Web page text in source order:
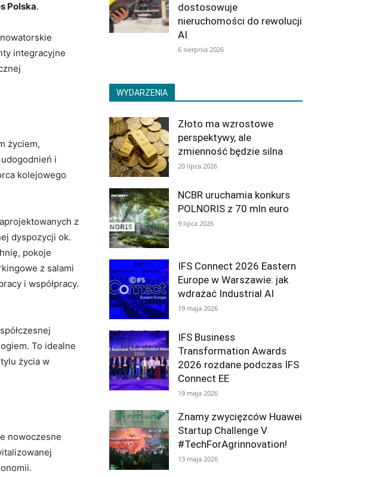
Polska.
integracyjne
życiem,
i
kolejowego
z
dyspozycji ok.
pokoje
z salami
i współpracy.
To idealne
życia w
nowoczesne
dostosowuje
nieruchomości do rewolucji
AI
6 sierpnia 2026
WYDARZENIA
Złoto ma wzrostowe
perspektywy, ale
zmienność będzie silna
20 lipca 2026
NCBR uruchamia konkurs
POLNORIS z 70 mln euro
9 lipca 2026
IFS Connect 2026 Eastern
Europe w Warszawie: jak
wdrażać Industrial AI
19 maja 2026
IFS Business
Transformation Awards
2026 rozdane podczas IFS
Connect EE
19 maja 2026
Znamy zwycięzców Huawei
Startup Challenge V
#TechForAgrinnovation!
13 maja 2026